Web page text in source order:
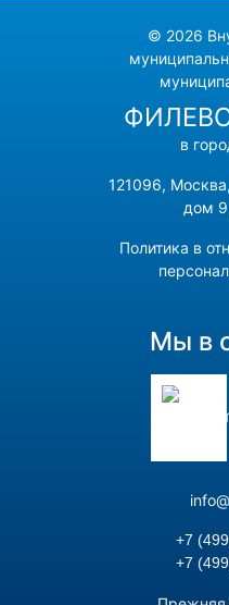
© 2026
в
121096,
дом
Политика в
Мы в
+7
+7